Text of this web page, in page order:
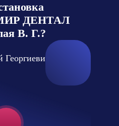
МИР ДЕНТАЛ
В. Г.?